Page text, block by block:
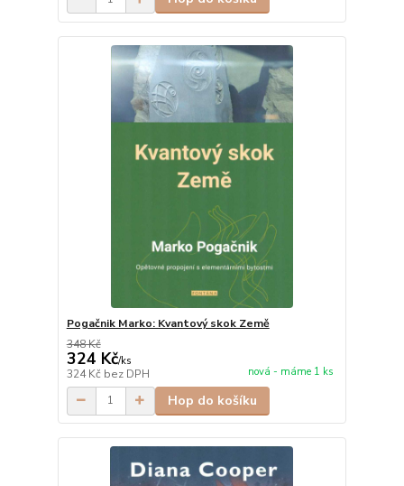
Pogačnik Marko: Kvantový skok Země
348 Kč
324 Kč/ks
324 Kč bez DPH nová - máme 1 ks
Hop do košíku